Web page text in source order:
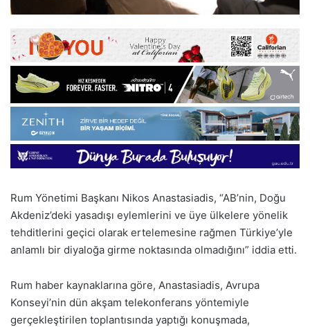
Rum Yönetimi Başkanı Nikos Anastasiadis, “AB’nin, Doğu
Akdeniz’deki yasadışı eylemlerini ve üye ülkelere yönelik
tehditlerini geçici olarak ertelemesine rağmen Türkiye’yle
anlamlı bir diyaloğa girme noktasında olmadığını” iddia etti.
Rum haber kaynaklarına göre, Anastasiadis, Avrupa
Konseyi’nin dün akşam telekonferans yöntemiyle
gerçekleştirilen toplantısında yaptığı konuşmada,